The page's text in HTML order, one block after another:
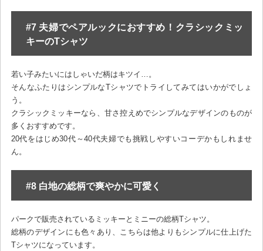
#7 夫婦でペアルックにおすすめ！クラシックミッ
キーのTシャツ
若い子みたいにはしゃいだ柄はキツイ…。
そんなふたりはシンプルなTシャツでトライしてみてはいかがでしょ
う。
クラシックミッキーなら、甘さ控えめでシンプルなデザインのものが
多くおすすめです。
20代をはじめ30代～40代夫婦でも挑戦しやすいコーデかもしれませ
ん。
#8 白地の総柄で爽やかに可愛く
パークで販売されているミッキーとミニーの総柄Tシャツ。
総柄のデザインにも色々あり、こちらは他よりもシンプルに仕上げた
Tシャツになっています。